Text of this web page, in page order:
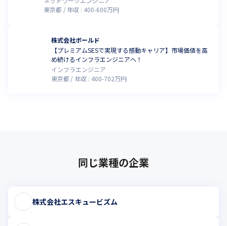
東京都
年収 : 400-600万円
株式会社ボールド
【プレミアムSESで実現する感動キャリア】市場価値を高
め続けるインフラエンジニアへ！
インフラエンジニア
東京都
年収 : 400-702万円
同じ業種の企業
株式会社エスキュービズム